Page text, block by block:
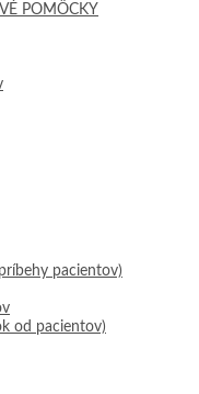
POMÔCKY
pacientov)
od pacientov)